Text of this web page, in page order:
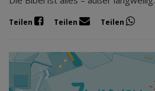
Teilen Teilen Teilen